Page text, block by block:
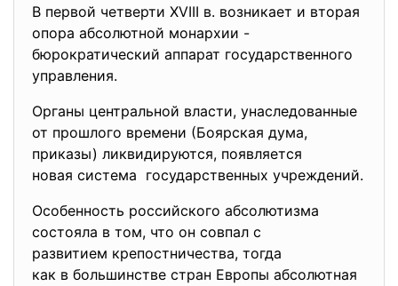
В первой четверти XVIII в. возникает и вторая
опора абсолютной монархии -
бюрократический аппарат государственного
управления.
Органы центральной власти, унаследованные
от прошлого времени (Боярская дума,
приказы) ликвидируются, появляется
новая система государственных учреждений.
Особенность российского абсолютизма
состояла в том, что он совпал с
развитием крепостничества, тогда
как в большинстве стран Европы абсолютная